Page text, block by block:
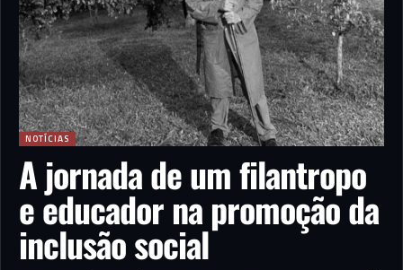
NOTÍCIAS
A jornada de um filantropo
e educador na promoção da
inclusão social